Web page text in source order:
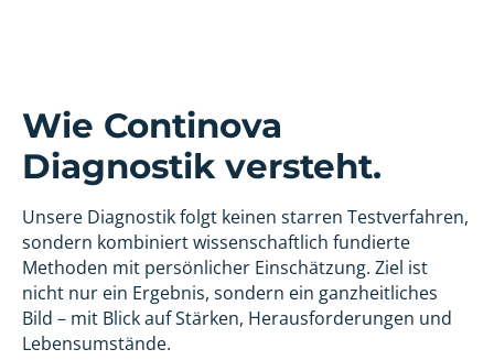
Wie Continova
Diagnostik versteht.
Unsere Diagnostik folgt keinen starren Testverfahren,
sondern kombiniert wissenschaftlich fundierte
Methoden mit persönlicher Einschätzung. Ziel ist
nicht nur ein Ergebnis, sondern ein ganzheitliches
Bild – mit Blick auf Stärken, Herausforderungen und
Lebensumstände.